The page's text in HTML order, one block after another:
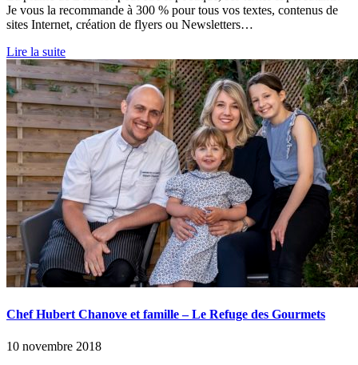
Je vous la recommande à 300 % pour tous vos textes, contenus de
sites Internet, création de flyers ou Newsletters…
Lire la suite
Chef Hubert Chanove et famille – Le Refuge des Gourmets
10 novembre 2018